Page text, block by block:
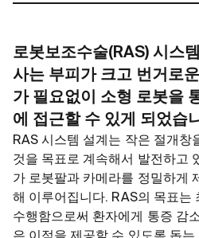
로봇보조수술(RAS) 시스
사는 부피가 크고 번거로
가 필요없이 소형 로봇을
에 접근할 수 있게 되었습
RAS 시스템 설계는 작은 절개창
것을 목표로 계속해서 발전하고
가 로봇팔과 카메라를 정밀하게
해 이루어집니다. RAS의 목표는
수행함으로써 환자에게 통증 감